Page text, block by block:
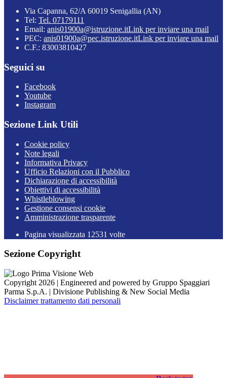
Via Capanna, 62/A 60019 Senigallia (AN)
Tel: Tel. 07179111
Email: anis01900a@istruzione.itLink per inviare una mail
PEC: anis01900a@pec.istruzione.itLink per inviare una mail
C.F.: 83003810427
Seguici su
Facebook
Youtube
Instagram
Sezione Link Utili
Cookie policy
Note legali
Informativa Privacy
Ufficio Relazioni con il Pubblico
Dichiarazione di accessibilità
Obiettivi di accessibilità
Whistleblowing
Gestione consensi cookie
Amministrazione trasparente
Pagina visualizzata 12531 volte
Sezione Copyright
Copyright 2026 | Engineered and powered by Gruppo Spaggiari
Parma S.p.A. | Divisione Publishing & New Social Media
Disclaimer trattamento dati personali